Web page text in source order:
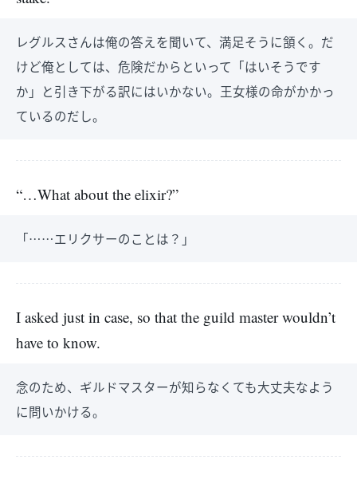
レグルスさんは俺の答えを聞いて、満足そうに頷く。だ
けど俺としては、危険だからといって「はいそうです
か」と引き下がる訳にはいかない。王女様の命がかかっ
ているのだし。
“…What about the elixir?”
「……エリクサーのことは？」
I asked just in case, so that the guild master wouldn’t
have to know.
念のため、ギルドマスターが知らなくても大丈夫なよう
に問いかける。